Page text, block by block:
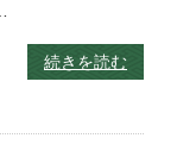
続きを読む